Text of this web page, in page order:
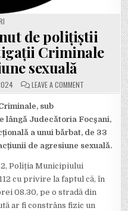
IN
de polițiștii
Criminale
sexuală
LEAVE A COMMENT ON
sub
lângă Judecătoria Focșani,
a unui bărbat, de 33
de agresiune sexuală.
Poliția Municipiului
cu privire la faptul că, în
08.30, pe o stradă din
ar fi constrâns fizic un